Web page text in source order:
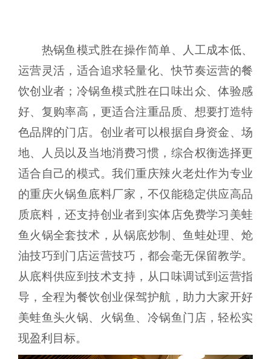
热锅鱼模式胜在操作简单、人工成本低、
运营灵活，适合追求轻量化、快节奏运营的餐
饮创业者；冷锅鱼模式胜在口味出众、体验感
好、复购率高，更适合注重品质、想要打造特
色品牌的门店。创业者可以根据自身资金、场
地、人员以及当地消费习惯，综合权衡选择更
适合自己的模式。我们重庆辣火老灶作为专业
的重庆火锅鱼底料厂家，不仅能稳定供应高品
质底料，还支持创业者到实体店免费学习美蛙
鱼火锅全套技术，从锅底炒制、鱼蛙处理、炝
油技巧到门店运营技巧，都会毫无保留教学。
从底料供应到技术支持，从口味调试到运营指
导，全程为餐饮创业保驾护航，助力大家开好
美蛙鱼头火锅、火锅鱼、冷锅鱼门店，轻松实
现盈利目标。